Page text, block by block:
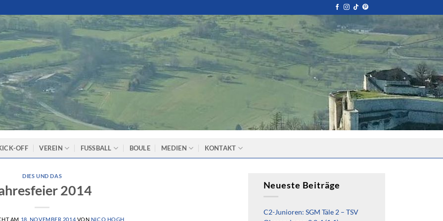
OFF VEREIN FUSSBALL BOULE MEDIEN KONTAKT
DIES UND DAS
2014
AM 18. NOVEMBER 2014 VON NICO HOGH
Neueste Beiträge
C2-Junioren: SGM Täle 2 – TSV